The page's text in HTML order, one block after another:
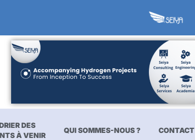
DES
À VENIR
QUI SOMMES-NOUS ? CONTACT